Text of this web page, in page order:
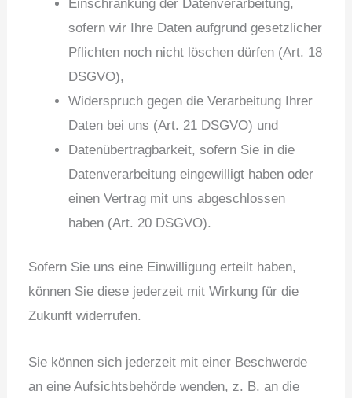
Einschränkung der Datenverarbeitung,
sofern wir Ihre Daten aufgrund gesetzlicher
Pflichten noch nicht löschen dürfen (Art. 18
DSGVO),
Widerspruch gegen die Verarbeitung Ihrer
Daten bei uns (Art. 21 DSGVO) und
Datenübertragbarkeit, sofern Sie in die
Datenverarbeitung eingewilligt haben oder
einen Vertrag mit uns abgeschlossen
haben (Art. 20 DSGVO).
Sofern Sie uns eine Einwilligung erteilt haben,
können Sie diese jederzeit mit Wirkung für die
Zukunft widerrufen.
Sie können sich jederzeit mit einer Beschwerde
an eine Aufsichtsbehörde wenden, z. B. an die